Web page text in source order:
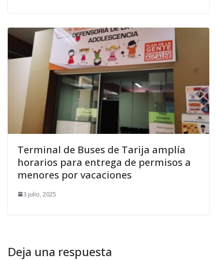
Terminal de Buses de Tarija amplía
horarios para entrega de permisos a
menores por vacaciones
3 julio, 2025
Deja una respuesta